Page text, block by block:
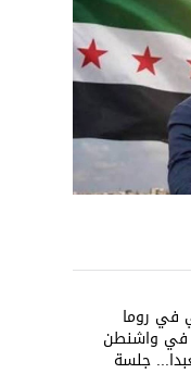
في روما
في واشنطن
جلسة